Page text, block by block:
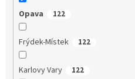
Opava 122
Frýdek-Místek 122
Karlovy Vary 122